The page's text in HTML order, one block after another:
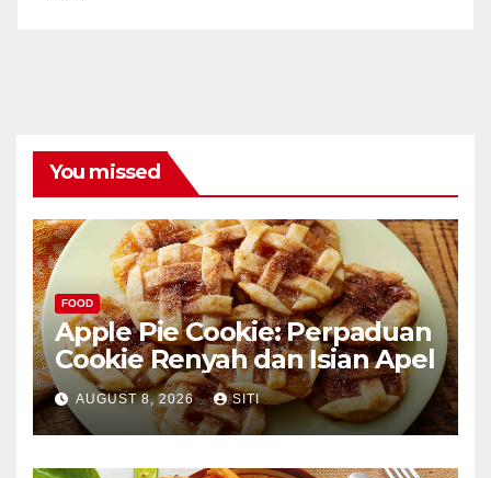
You missed
FOOD
Apple Pie Cookie: Perpaduan
Cookie Renyah dan Isian Apel
AUGUST 8, 2026 SITI